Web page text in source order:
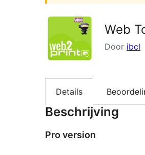
Web
Door ibcl
Details
Beschrijving
Pro version